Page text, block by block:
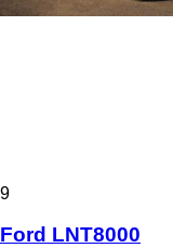
9
Ford LNT8000